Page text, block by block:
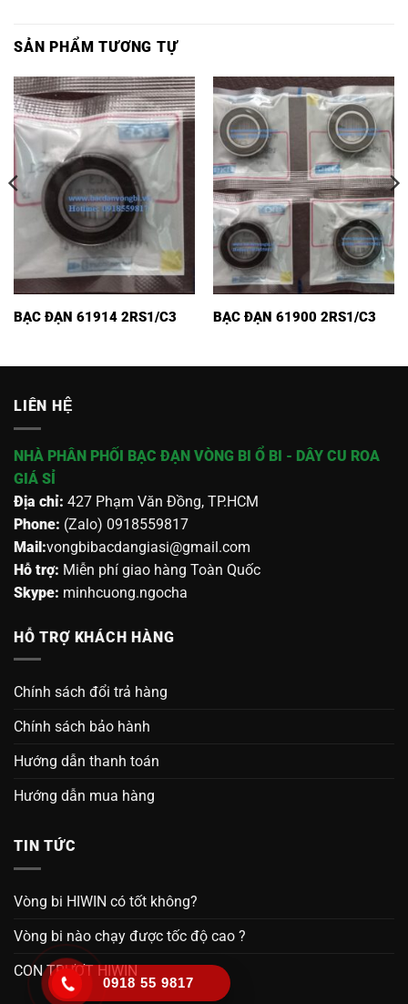
SẢN PHẨM TƯƠNG TỰ
BẠC ĐẠN 61914 2RS1/C3 BẠC ĐẠN 61900 2RS1/C3
LIÊN HỆ
NHÀ PHÂN PHỐI BẠC ĐẠN VÒNG BI Ổ BI - DÂY CU ROA
GIÁ SỈ
Địa chỉ: 427 Phạm Văn Đồng, TP.HCM
Phone: (Zalo) 0918559817
Mail:vongbibacdangiasi@gmail.com
Hỗ trợ: Miễn phí giao hàng Toàn Quốc
Skype: minhcuong.ngocha
HỖ TRỢ KHÁCH HÀNG
Chính sách đổi trả hàng
Chính sách bảo hành
Hướng dẫn thanh toán
Hướng dẫn mua hàng
TIN TỨC
Vòng bi HIWIN có tốt không?
Vòng bi nào chạy được tốc độ cao ?
CON TRƯỢT HIWIN
0918 55 9817